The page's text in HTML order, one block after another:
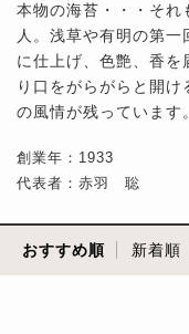
本物の海苔・・・それ
人。浅草や有明の第
に仕上げ、色艶、香を
り口をがらがらと開
の風情が残っています。
創業年：1933
代表者：赤羽 聡
おすすめ順 新着順